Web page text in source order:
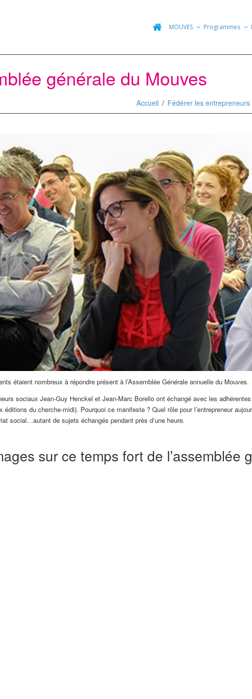
MOUVES Programmes
générale du Mouves
Accueil Fédérer les entrepreneurs
étaient nombreux à répondre présent à l’Assemblée Générale annuelle du Mouves.
sociaux Jean-Guy Henckel et Jean-Marc Borello ont échangé avec les
éditions du cherche-midi). Pourquoi ce manifeste ? Quel rôle pour l’entrepreneur
social…autant de sujets échangés pendant près d’une heure.
sur ce temps fort de l’assemblée